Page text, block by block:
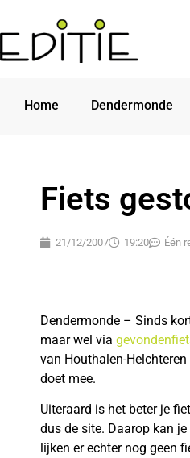
Home Dendermonde
Fiets
21/12/2007 19:20 Één
Dendermonde – Sinds
maar wel via
van Houthalen-
doet mee.
Uiteraard is het beter je
dus de site. Daarop kan
lijken er echter nog geen